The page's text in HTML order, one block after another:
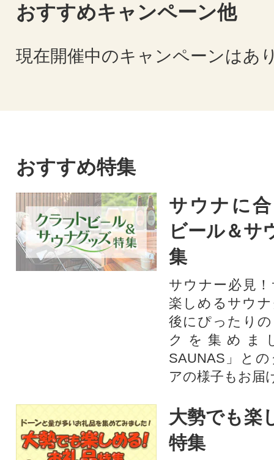
おすすめキャンペーン他
現在開催中のキャンペーンはあ
おすすめ特集
サウナに
ビール＆サ
集
サウナー必見
楽しめるサウ
後にぴったり
クを集めま
SAUNAS」と
アの様子もお届
大勢でも楽
特集